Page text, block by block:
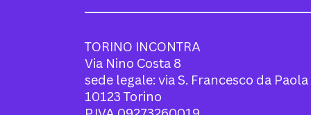
TORINO INCONTRA
Via Nino Costa 8
sede legale: via S. Francesco da
10123 Torino